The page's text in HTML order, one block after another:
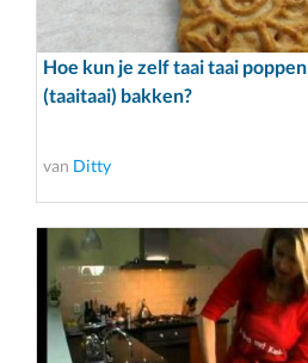
Hoe kun je zelf taai taai poppen
(taaitaai) bakken?
van Ditty